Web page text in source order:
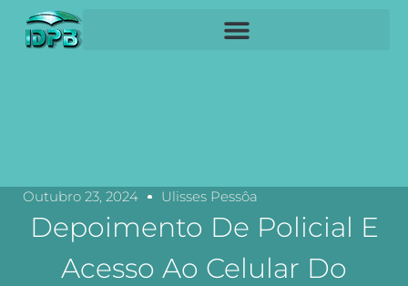
Outubro 23, 2024 Ulisses Pessôa
Depoimento De Policial E
Acesso Ao Celular Do